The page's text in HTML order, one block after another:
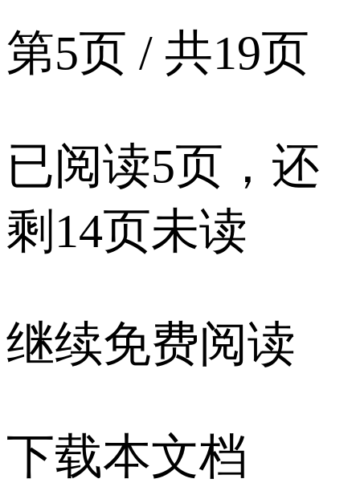
第5页 / 共19页
已阅读5页，还
剩14页未读
继续免费阅读
下载本文档